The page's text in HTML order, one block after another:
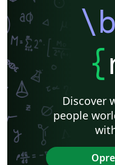
{
Discover
people